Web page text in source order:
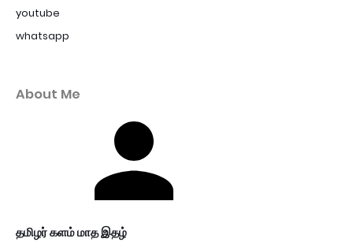
youtube
whatsapp
About Me
தமிழர் களம் மாத இதழ்